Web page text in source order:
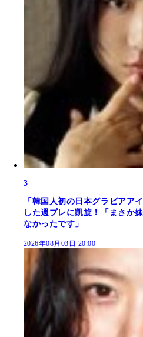
3
「韓国人初の日本グラビアア
した週プレに凱旋！「まさか
なかったです」
2026年08月03日 20:00